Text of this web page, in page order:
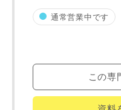
通常営業中です
この専
市区町村
町名